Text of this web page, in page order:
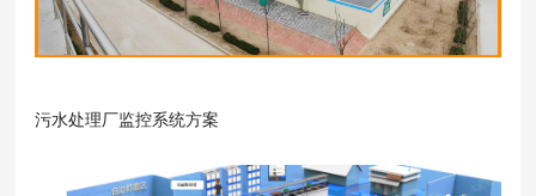
污水处理厂监控系统方案